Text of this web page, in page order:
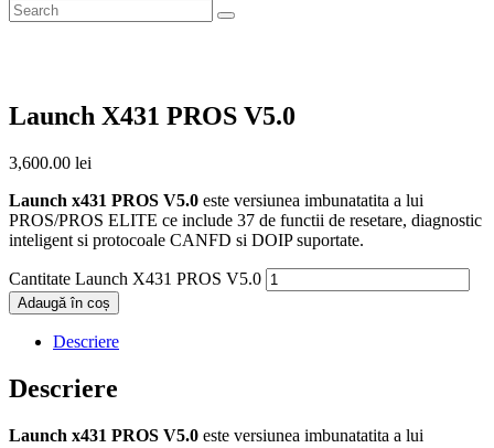
Launch X431 PROS V5.0
3,600.00 lei
Launch x431 PROS V5.0 este versiunea imbunatatita a lui
PROS/PROS ELITE ce include 37 de functii de resetare, diagnostic
inteligent si protocoale CANFD si DOIP suportate.
Cantitate Launch X431 PROS V5.0
Adaugă în coș
Descriere
Descriere
Launch x431 PROS V5.0 este versiunea imbunatatita a lui